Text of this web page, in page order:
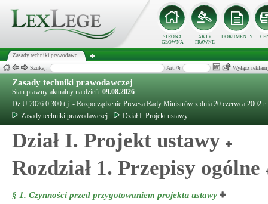
STRONA
GŁÓWNA
AKTY
PRAWNE
DOKUMENTY
Zasady techniki prawodawc...
Szukaj: Art./§ Wyłącz
Zasady techniki prawodawczej
Stan prawny aktualny na dzień: 09.08.2026
Dz.U.2026.0.300 t.j. - Rozporządzenie Prezesa Rady Ministrów z dnia 20 czerwca 2002
Zasady techniki prawodawczej
Dział I. Projekt ustawy
Dział I. Projekt ustawy
Rozdział 1. Przepisy ogólne
§ 1. Czynności przed przygotowaniem projektu ustawy